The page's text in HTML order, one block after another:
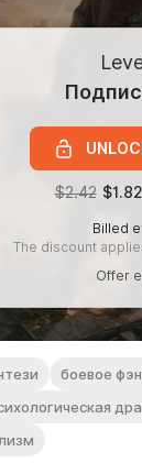
$2.42
Billed
The discount
Offer
боевое